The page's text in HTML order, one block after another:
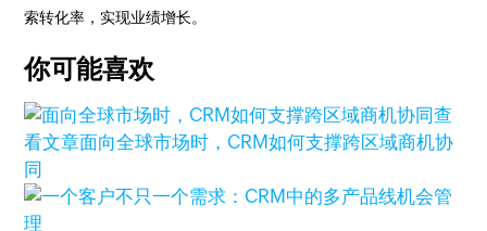
索转化率，实现业绩增长。
你可能喜欢
查
看文章面向全球市场时，CRM如何支撑跨区域商机协
同